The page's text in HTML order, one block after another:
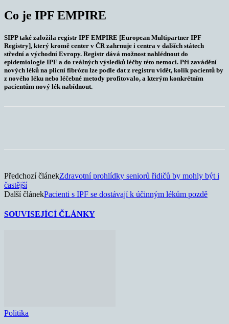
Co je IPF EMPIRE
SIPP také založila registr IPF EMPIRE [European Multipartner IPF
Registry], který kromě center v ČR zahrnuje i centra v dalších státech
střední a východní Evropy. Registr dává možnost nahlédnout do
epidemiologie IPF a do reálných výsledků léčby této nemoci. Při zavádění
nových léků na plicní fibrózu lze podle dat z registru vidět, kolik pacientů by
z nového léku nebo léčebné metody profitovalo, a kterým konkrétním
pacientům nový lék nabídnout.
Předchozí článekZdravotní prohlídky seniorů řidičů by mohly být i
častější
Další článekPacienti s IPF se dostávají k účinným lékům pozdě
SOUVISEJÍCÍ ČLÁNKY
Politika